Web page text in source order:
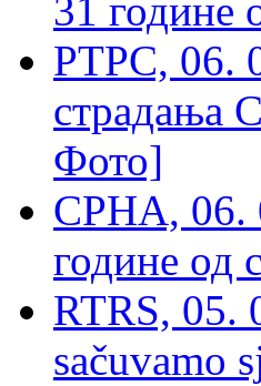
31 године
РТРС, 06.
страдања
Фото]
СРНА, 06.
године од
RTRS, 05.
sačuvamo